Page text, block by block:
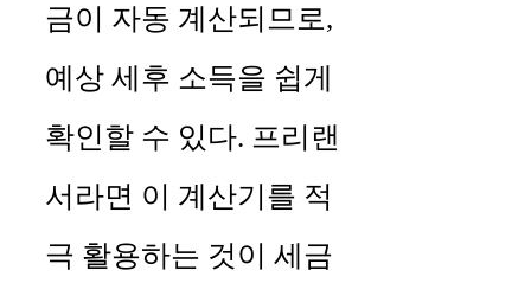
금이 자동 계산되므로,
예상 세후 소득을 쉽게
확인할 수 있다. 프리랜
서라면 이 계산기를 적
극 활용하는 것이 세금